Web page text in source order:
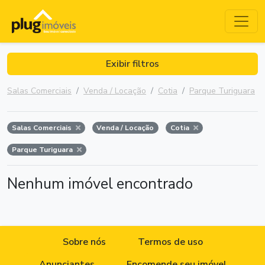
Exibir filtros
Salas Comerciais Venda / Locação Cotia Parque Turiguara
Salas Comerciais Venda / Locação Cotia
Parque Turiguara
Nenhum imóvel encontrado
Sobre nós
Termos de uso